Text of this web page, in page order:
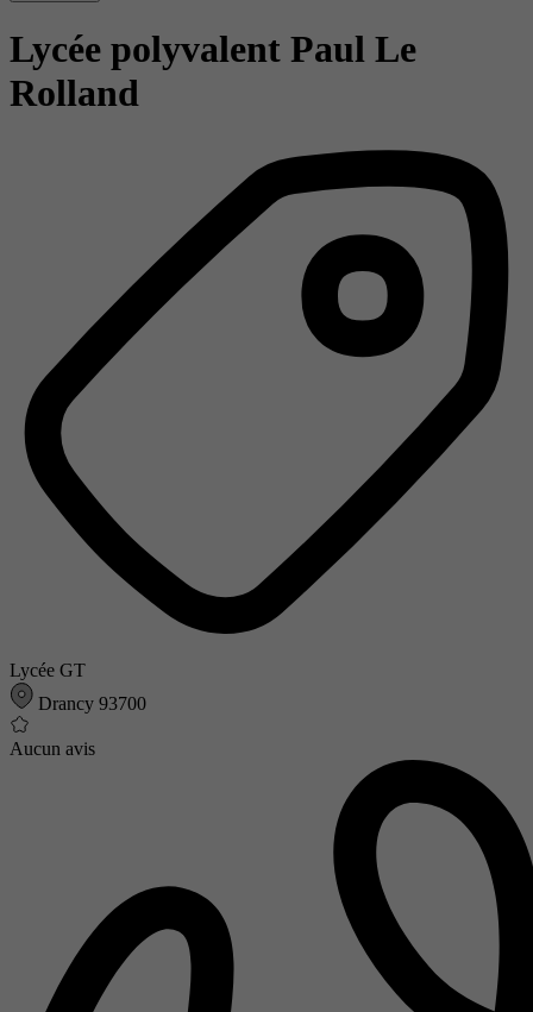
Lycée polyvalent Paul Le
Rolland
Lycée GT
Drancy 93700
Aucun avis